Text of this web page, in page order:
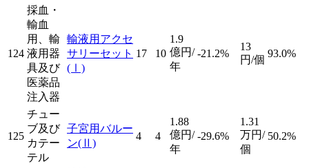
124
採血・
輸血
用、輸
液用器
具及び
医薬品
注入器
輸液用アクセ
サリーセット
(Ⅰ)
17 10
1.9
億円/
年
-21.2%
13
円/個
93.0%
125
チュー
ブ及び
カテー
テル
子宮用バルー
ン(Ⅱ)
4 4
1.88
億円/
年
-29.6%
1.31
万円/
個
50.2%